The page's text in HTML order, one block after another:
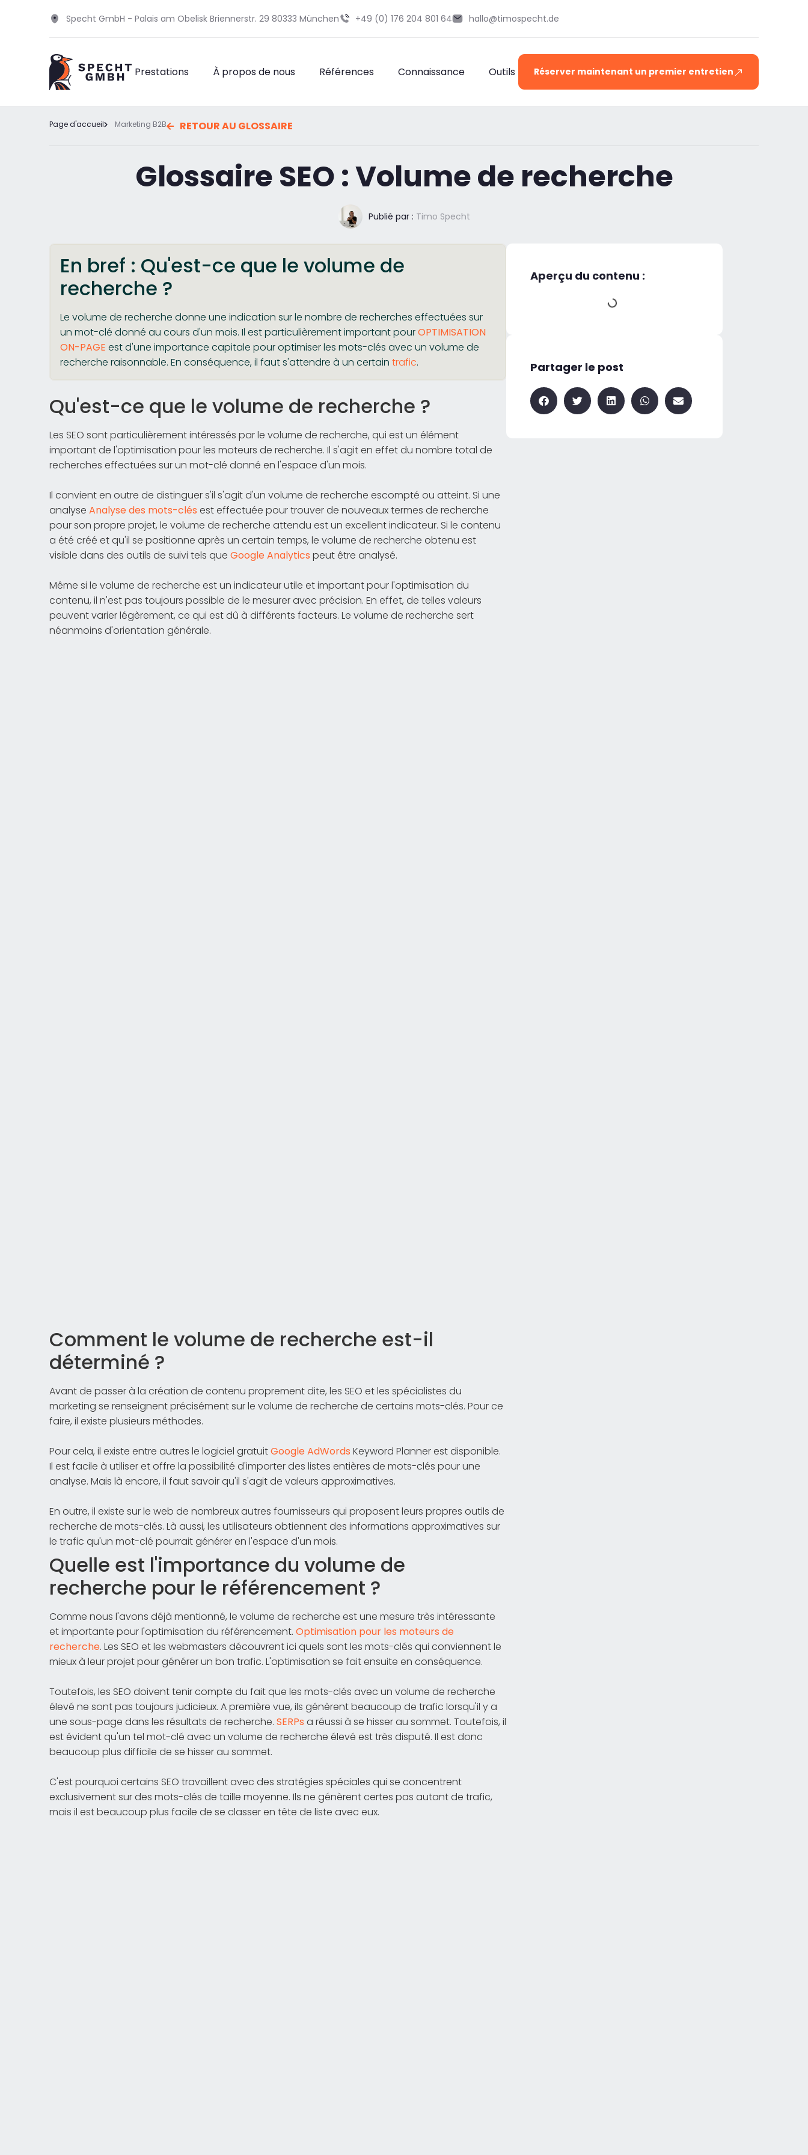
Specht GmbH - Palais am Obelisk Briennerstr. 29 80333 München +49 (0) 176 204 801 64 hallo@timospecht.de
Prestations À propos de nous Références Connaissance Outils Réserver maintenant un premier entretien
Page d'accueil Marketing B2B RETOUR AU GLOSSAIRE
Glossaire SEO : Volume de recherche
Publié par : Timo Specht
En bref : Qu'est-ce que le volume de
recherche ?
Le volume de recherche donne une indication sur le nombre de recherches effectuées sur
un mot-clé donné au cours d'un mois. Il est particulièrement important pourOPTIMISATION
ON-PAGE est d'une importance capitale pour optimiser les mots-clés avec un volume de
recherche raisonnable. En conséquence, il faut s'attendre à un certain trafic.
Qu'est-ce que le volume de recherche ?
Les SEO sont particulièrement intéressés par le volume de recherche, qui est un élément
important de l'optimisation pour les moteurs de recherche. Il s'agit en effet du nombre total de
recherches effectuées sur un mot-clé donné en l'espace d'un mois.
Il convient en outre de distinguer s'il s'agit d'un volume de recherche escompté ou atteint. Si une
analyse Analyse des mots-clés est effectuée pour trouver de nouveaux termes de recherche
pour son propre projet, le volume de recherche attendu est un excellent indicateur. Si le contenu
a été créé et qu'il se positionne après un certain temps, le volume de recherche obtenu est
visible dans des outils de suivi tels que Google Analytics peut être analysé.
Même si le volume de recherche est un indicateur utile et important pour l'optimisation du
contenu, il n'est pas toujours possible de le mesurer avec précision. En effet, de telles valeurs
peuvent varier légèrement, ce qui est dû à différents facteurs. Le volume de recherche sert
néanmoins d'orientation générale.
Comment le volume de recherche est-il
déterminé ?
Avant de passer à la création de contenu proprement dite, les SEO et les spécialistes du
marketing se renseignent précisément sur le volume de recherche de certains mots-clés. Pour ce
faire, il existe plusieurs méthodes.
Pour cela, il existe entre autres le logiciel gratuitGoogle AdWords Keyword Planner est disponible.
Il est facile à utiliser et offre la possibilité d'importer des listes entières de mots-clés pour une
analyse. Mais là encore, il faut savoir qu'il s'agit de valeurs approximatives.
En outre, il existe sur le web de nombreux autres fournisseurs qui proposent leurs propres outils de
recherche de mots-clés. Là aussi, les utilisateurs obtiennent des informations approximatives sur
le trafic qu'un mot-clé pourrait générer en l'espace d'un mois.
Quelle est l'importance du volume de
recherche pour le référencement ?
Comme nous l'avons déjà mentionné, le volume de recherche est une mesure très intéressante
et importante pour l'optimisation du référencement. Optimisation pour les moteurs de
recherche. Les SEO et les webmasters découvrent ici quels sont les mots-clés qui conviennent le
mieux à leur projet pour générer un bon trafic. L'optimisation se fait ensuite en conséquence.
Toutefois, les SEO doivent tenir compte du fait que les mots-clés avec un volume de recherche
élevé ne sont pas toujours judicieux. A première vue, ils génèrent beaucoup de trafic lorsqu'il y a
une sous-page dans les résultats de recherche. SERPs a réussi à se hisser au sommet. Toutefois, il
est évident qu'un tel mot-clé avec un volume de recherche élevé est très disputé. Il est donc
beaucoup plus difficile de se hisser au sommet.
C'est pourquoi certains SEO travaillent avec des stratégies spéciales qui se concentrent
exclusivement sur des mots-clés de taille moyenne. Ils ne génèrent certes pas autant de trafic,
mais il est beaucoup plus facile de se classer en tête de liste avec eux.
Aperçu du contenu :
Partager le post